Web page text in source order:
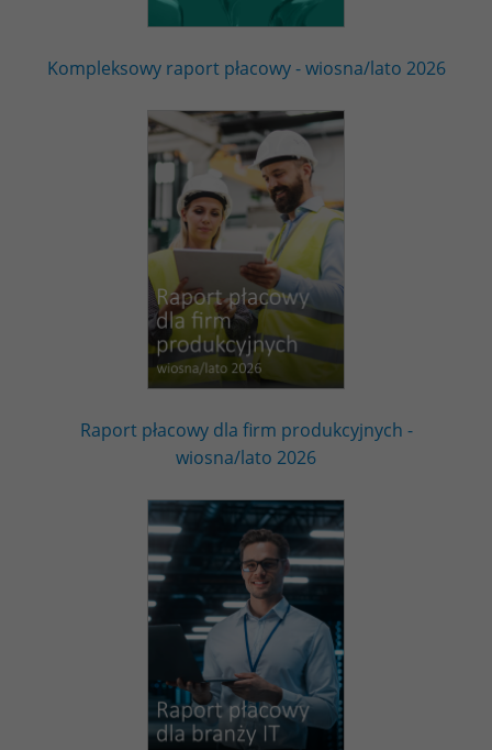
Kompleksowy raport płacowy - wiosna/lato 2026
Raport płacowy dla firm produkcyjnych -
wiosna/lato 2026